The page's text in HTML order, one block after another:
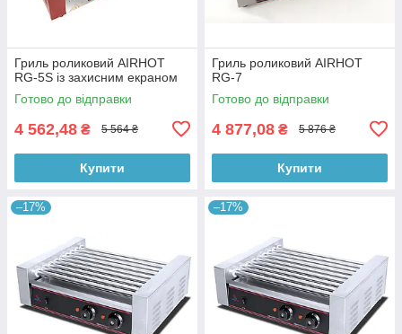
Гриль роликовий AIRHOT
RG-5S із захисним екраном
Готово до відправки
4 562,48 ₴ 5 564 ₴
Купити
Гриль роликовий AIRHOT
RG-7
Готово до відправки
4 877,08 ₴ 5 876 ₴
Купити
–17% –17%